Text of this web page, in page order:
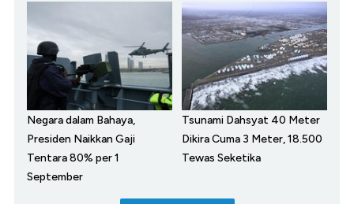
Negara dalam Bahaya,
Presiden Naikkan Gaji
Tentara 80% per 1
September
Tsunami Dahsyat 40 Meter
Dikira Cuma 3 Meter, 18.500
Tewas Seketika